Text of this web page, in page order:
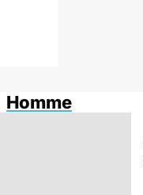
Homme